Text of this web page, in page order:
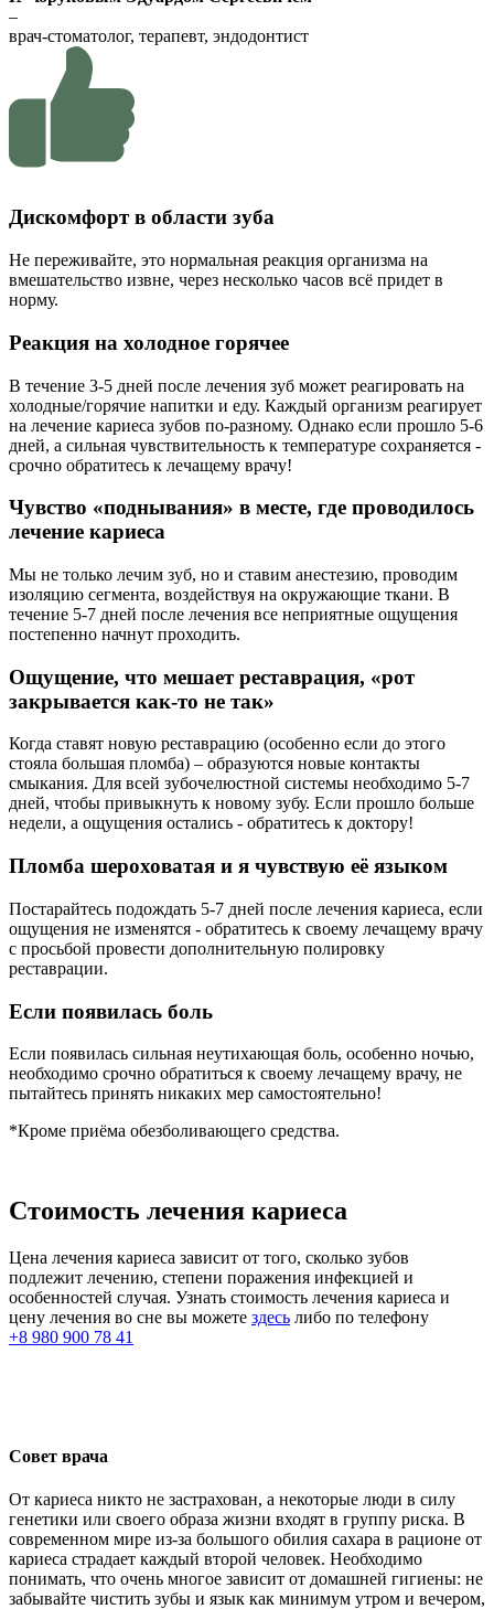
–
врач-стоматолог, терапевт, эндодонтист
Дискомфорт в области зуба
Не переживайте, это нормальная реакция организма на
вмешательство извне, через несколько часов всё придет в
норму.
Реакция на холодное горячее
В течение 3-5 дней после лечения зуб может реагировать на
холодные/горячие напитки и еду. Каждый организм реагирует
на лечение кариеса зубов по-разному. Однако если прошло 5-6
дней, а сильная чувствительность к температуре сохраняется -
срочно обратитесь к лечащему врачу!
Чувство «поднывания» в месте, где проводилось
лечение кариеса
Мы не только лечим зуб, но и ставим анестезию, проводим
изоляцию сегмента, воздействуя на окружающие ткани. В
течение 5-7 дней после лечения все неприятные ощущения
постепенно начнут проходить.
Ощущение, что мешает реставрация, «рот
закрывается как-то не так»
Когда ставят новую реставрацию (особенно если до этого
стояла большая пломба) – образуются новые контакты
смыкания. Для всей зубочелюстной системы необходимо 5-7
дней, чтобы привыкнуть к новому зубу. Если прошло больше
недели, а ощущения остались - обратитесь к доктору!
Пломба шероховатая и я чувствую её языком
Постарайтесь подождать 5-7 дней после лечения кариеса, если
ощущения не изменятся - обратитесь к своему лечащему врачу
с просьбой провести дополнительную полировку
реставрации.
Если появилась боль
Если появилась сильная неутихающая боль, особенно ночью,
необходимо срочно обратиться к своему лечащему врачу, не
пытайтесь принять никаких мер самостоятельно!
*Кроме приёма обезболивающего средства.
Стоимость лечения кариеса
Цена лечения кариеса зависит от того, сколько зубов
подлежит лечению, степени поражения инфекцией и
особенностей случая. Узнать стоимость лечения кариеса и
цену лечения во сне вы можете здесь либо по телефону
+8 980 900 78 41
Совет врача
От кариеса никто не застрахован, а некоторые люди в силу
генетики или своего образа жизни входят в группу риска. В
современном мире из-за большого обилия сахара в рационе от
кариеса страдает каждый второй человек. Необходимо
понимать, что очень многое зависит от домашней гигиены: не
забывайте чистить зубы и язык как минимум утром и вечером,